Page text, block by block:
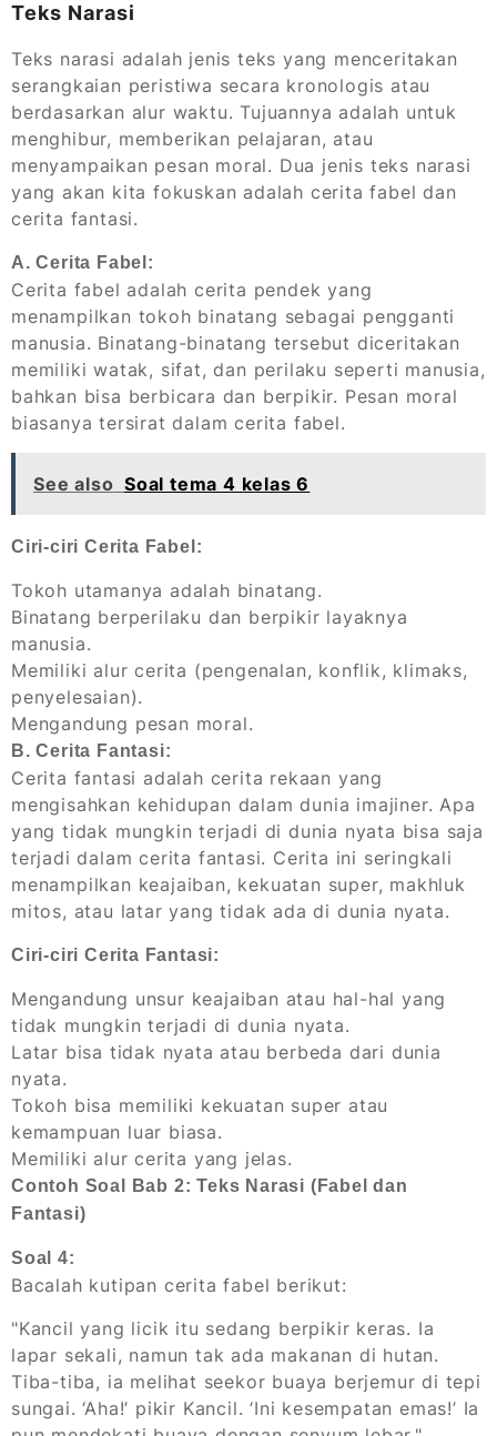
Teks Narasi
Teks narasi adalah jenis teks yang menceritakan
serangkaian peristiwa secara kronologis atau
berdasarkan alur waktu. Tujuannya adalah untuk
menghibur, memberikan pelajaran, atau
menyampaikan pesan moral. Dua jenis teks narasi
yang akan kita fokuskan adalah cerita fabel dan
cerita fantasi.
A. Cerita Fabel:
Cerita fabel adalah cerita pendek yang
menampilkan tokoh binatang sebagai pengganti
manusia. Binatang-binatang tersebut diceritakan
memiliki watak, sifat, dan perilaku seperti manusia,
bahkan bisa berbicara dan berpikir. Pesan moral
biasanya tersirat dalam cerita fabel.
See also Soal tema 4 kelas 6
Ciri-ciri Cerita Fabel:
Tokoh utamanya adalah binatang.
Binatang berperilaku dan berpikir layaknya
manusia.
Memiliki alur cerita (pengenalan, konflik, klimaks,
penyelesaian).
Mengandung pesan moral.
B. Cerita Fantasi:
Cerita fantasi adalah cerita rekaan yang
mengisahkan kehidupan dalam dunia imajiner. Apa
yang tidak mungkin terjadi di dunia nyata bisa saja
terjadi dalam cerita fantasi. Cerita ini seringkali
menampilkan keajaiban, kekuatan super, makhluk
mitos, atau latar yang tidak ada di dunia nyata.
Ciri-ciri Cerita Fantasi:
Mengandung unsur keajaiban atau hal-hal yang
tidak mungkin terjadi di dunia nyata.
Latar bisa tidak nyata atau berbeda dari dunia
nyata.
Tokoh bisa memiliki kekuatan super atau
kemampuan luar biasa.
Memiliki alur cerita yang jelas.
Contoh Soal Bab 2: Teks Narasi (Fabel dan
Fantasi)
Soal 4:
Bacalah kutipan cerita fabel berikut:
"Kancil yang licik itu sedang berpikir keras. Ia
lapar sekali, namun tak ada makanan di hutan.
Tiba-tiba, ia melihat seekor buaya berjemur di tepi
sungai. ‘Aha!’ pikir Kancil. ‘Ini kesempatan emas!’ Ia